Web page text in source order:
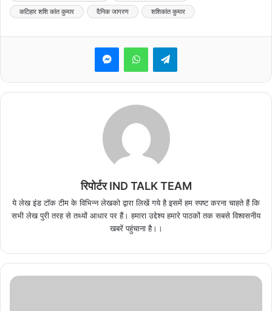
कटिहार शशि कांत कुमार
दैनिक जागरण शशिकांत कुमार
MessengerWhatsAppTelegram
रिपोर्टर IND TALK TEAM
ये लेख इंड टॉक टीम के विभिन्न लेखको द्वारा लिखें गये है इसमें हम स्पष्ट करना चाहते हैं कि
सभी लेख पुरी तरह से तथ्यों आधार पर हैं। हमारा उद्देश्य हमारे पाठकों तक सबसे विश्वसनीय
खबरें पहुंचाना है।।